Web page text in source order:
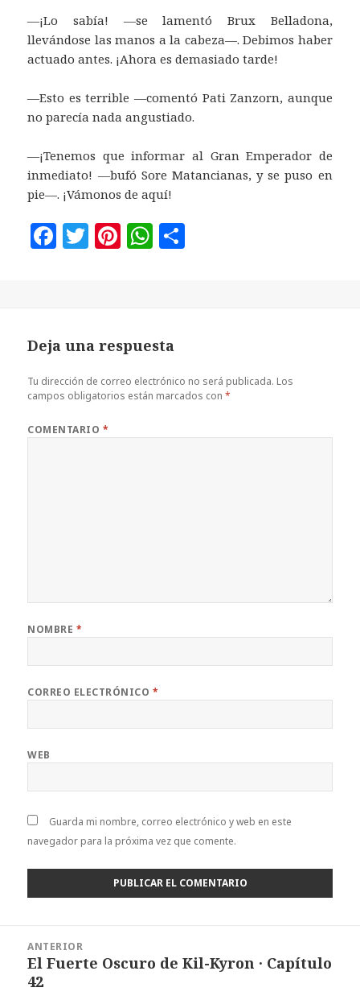
—¡Lo sabía! —se lamentó Brux Belladona,
llevándose las manos a la cabeza—. Debimos haber
actuado antes. ¡Ahora es demasiado tarde!
—Esto es terrible —comentó Pati Zanzorn, aunque
no parecía nada angustiado.
—¡Tenemos que informar al Gran Emperador de
inmediato! —bufó Sore Matancianas, y se puso en
pie—. ¡Vámonos de aquí!
F
b
o
T
r
Pi
es
t
W
A
p ir
Deja una respuesta
Tu dirección de correo electrónico no será publicada. Los
campos obligatorios están marcados con*
COMENTARIO *
NOMBRE *
CORREO ELECTRÓNICO *
WEB
Guarda mi nombre, correo electrónico y web en este
navegador para la próxima vez que comente.
entradas
ANTERIOR
Entrada
anterior:
El Fuerte Oscuro de Kil-Kyron · Capítulo
42